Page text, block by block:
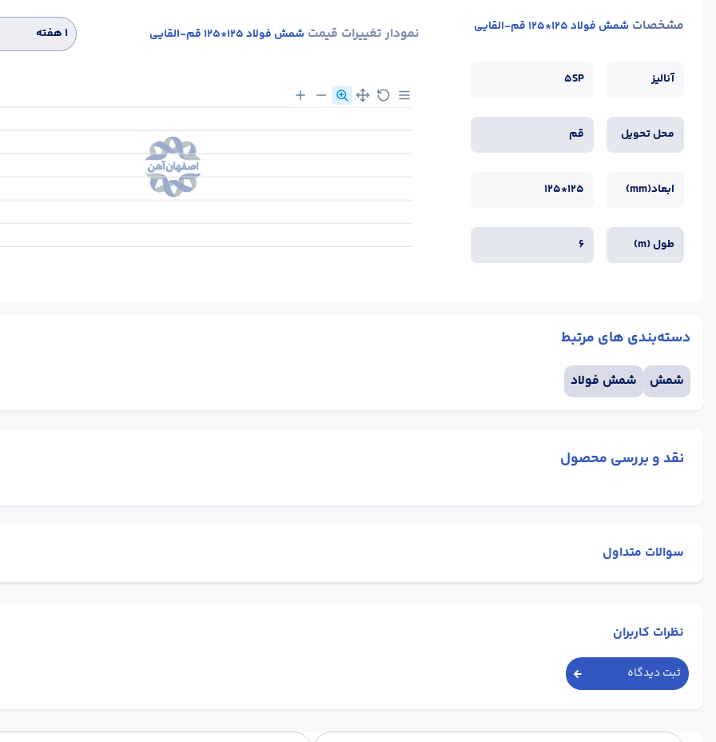
مشخصات شمش فولاد 125*125 قم-القایی
آنالیز 5SP
محل تحویل قم
ابعاد(mm) 125*125
طول (m) 6
نمودار تغییرات قیمت شمش فولاد 125*125 قم-القایی ۱ هفته
دسته‌بندی های مرتبط
شمش شمش فولاد
نقد و بررسی محصول
سوالات متداول
نظرات کاربران
ثبت دیدگاه